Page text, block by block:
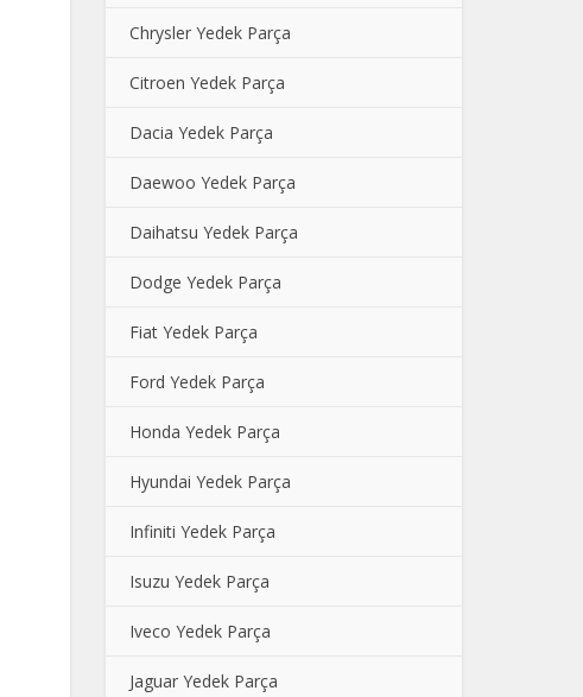
Chrysler Yedek Parça
Citroen Yedek Parça
Dacia Yedek Parça
Daewoo Yedek Parça
Daihatsu Yedek Parça
Dodge Yedek Parça
Fiat Yedek Parça
Ford Yedek Parça
Honda Yedek Parça
Hyundai Yedek Parça
Infiniti Yedek Parça
Isuzu Yedek Parça
Iveco Yedek Parça
Jaguar Yedek Parça